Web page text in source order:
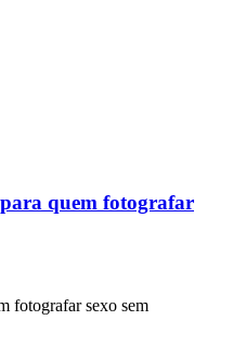
quem fotografar
fotografar sexo sem